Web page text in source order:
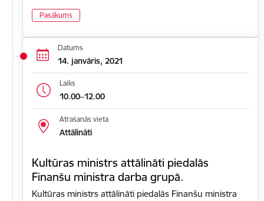
Pasākums
Datums
14. janvāris, 2021
Laiks
10.00–12.00
Atrašanās vieta
Attālināti
Kultūras ministrs attālināti piedalās
Finanšu ministra darba grupā.
Kultūras ministrs attālināti piedalās Finanšu ministra